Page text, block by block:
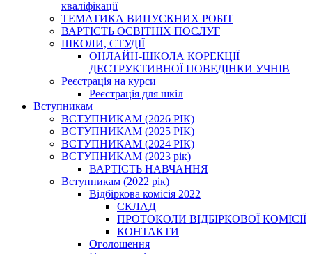
кваліфікації
ТЕМАТИКА ВИПУСКНИХ РОБІТ
ВАРТІСТЬ ОСВІТНІХ ПОСЛУГ
ШКОЛИ, СТУДІЇ
ОНЛАЙН-ШКОЛА КОРЕКЦІЇ
ДЕСТРУКТИВНОЇ ПОВЕДІНКИ УЧНІВ
Реєстрація на курси
Реєстрація для шкіл
Вступникам
ВСТУПНИКАМ (2026 РІК)
ВСТУПНИКАМ (2025 РІК)
ВСТУПНИКАМ (2024 РІК)
ВСТУПНИКАМ (2023 рік)
ВАРТІСТЬ НАВЧАННЯ
Вступникам (2022 рік)
Відбіркова комісія 2022
СКЛАД
ПРОТОКОЛИ ВІДБІРКОВОЇ КОМІСІЇ
КОНТАКТИ
Оголошення